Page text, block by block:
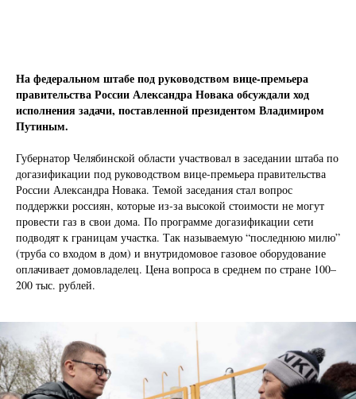
На федеральном штабе под руководством вице-премьера
правительства России Александра Новака обсуждали ход
исполнения задачи, поставленной президентом Владимиром
Путиным.
Губернатор Челябинской области участвовал в заседании штаба по
догазификации под руководством вице-премьера правительства
России Александра Новака. Темой заседания стал вопрос
поддержки россиян, которые из-за высокой стоимости не могут
провести газ в свои дома. По программе догазификации сети
подводят к границам участка. Так называемую “последнюю милю”
(труба со входом в дом) и внутридомовое газовое оборудование
оплачивает домовладелец. Цена вопроса в среднем по стране 100–
200 тыс. рублей.